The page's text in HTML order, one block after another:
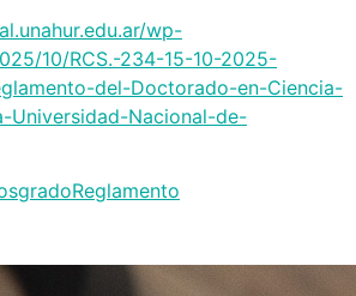
wp-
10/RCS.-234-15-10-2025-
del-Doctorado-en-Ciencia-
Universidad-Nacional-de-
Reglamento